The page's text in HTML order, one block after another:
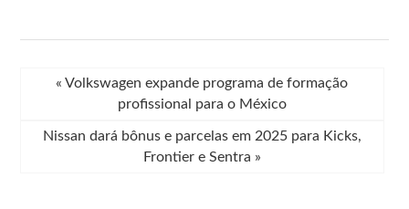
« Volkswagen expande programa de formação
profissional para o México
Nissan dará bônus e parcelas em 2025 para Kicks,
Frontier e Sentra »